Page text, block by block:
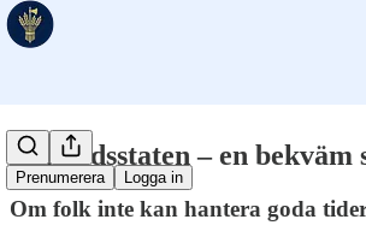
Prenumerera Logga in
Välfärdsstaten – en bekväm
Om folk inte kan hantera goda